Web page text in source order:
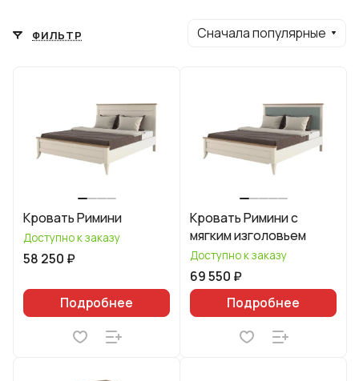
ФИЛЬТР Сначала популярные
Кровать Римини
Доступно к заказу
58 250 ₽
Подробнее
Кровать Римини с
мягким изголовьем
Доступно к заказу
69 550 ₽
Подробнее